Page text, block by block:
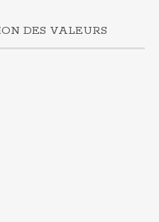
DES VALEURS